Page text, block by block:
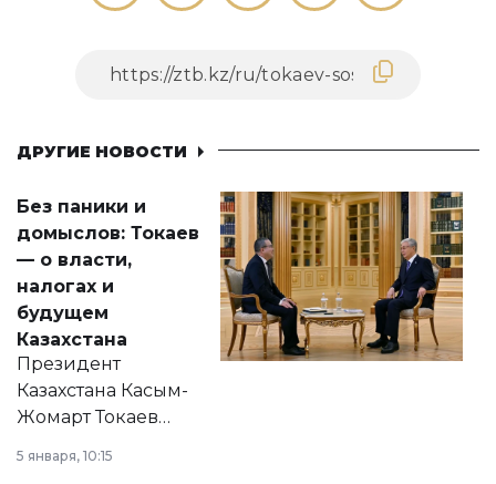
ДРУГИЕ НОВОСТИ
Без паники и
домыслов: Токаев
— о власти,
налогах и
будущем
Казахстана
Президент
Казахстана Касым-
Жомарт Токаев
сразу несколько
5 января, 10:15